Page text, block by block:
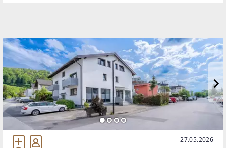
27.05.2026